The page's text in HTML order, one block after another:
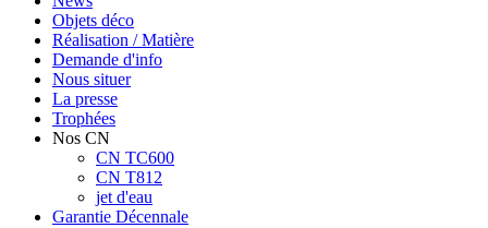
Objets déco
Réalisation / Matière
Demande d'info
Nous situer
La presse
Trophées
Nos CN
CN TC600
CN T812
jet d'eau
Garantie Décennale